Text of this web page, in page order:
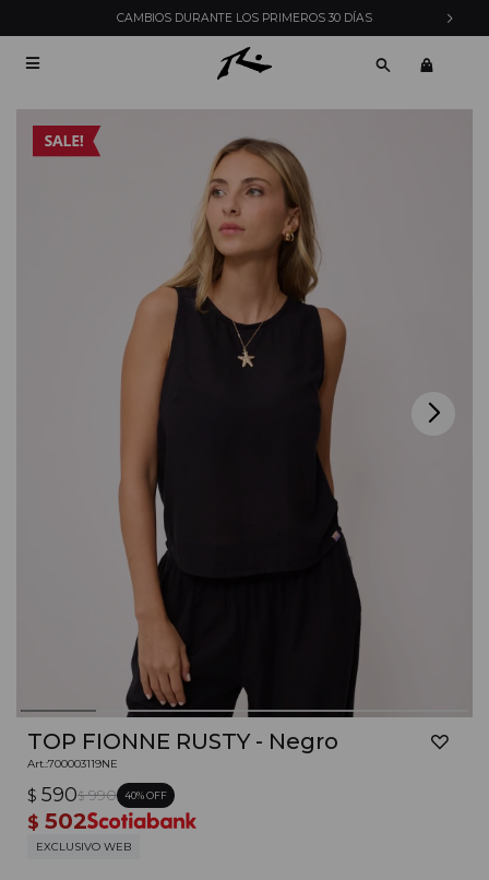
ENVÍOS EXPRESS EN MONTEVIDEO CON PEDIDOS YA

TOP FIONNE RUSTY - Negro
700003119NE
$ 590$ 990 40
$ 502
EXCLUSIVO WEB